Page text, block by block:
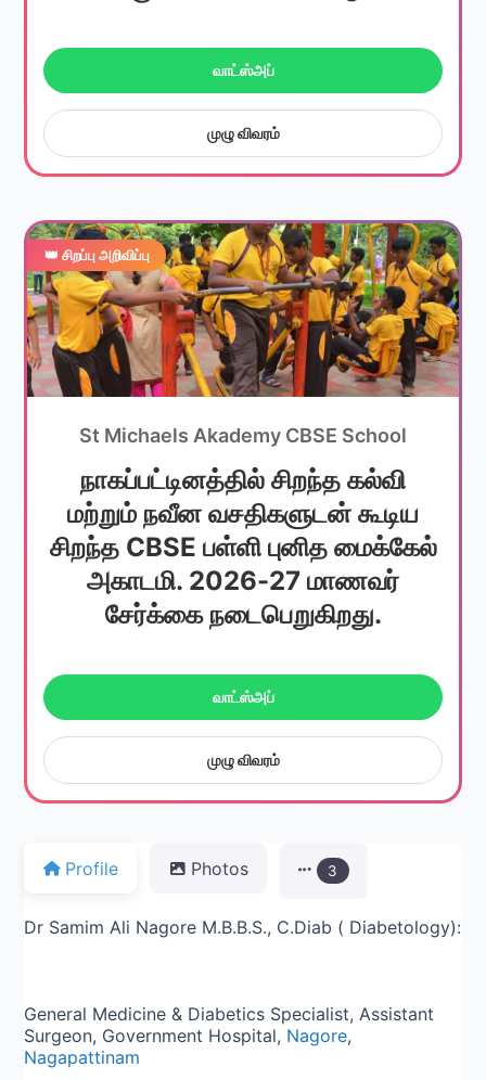
வாட்ஸ்அப்
முழு விவரம்
👑 சிறப்பு அறிவிப்பு
St Michaels Akademy CBSE School
நாகப்பட்டினத்தில் சிறந்த கல்வி
மற்றும் நவீன வசதிகளுடன் கூடிய
சிறந்த CBSE பள்ளி புனித மைக்கேல்
அகாடமி. 2026-27 மாணவர்
சேர்க்கை நடைபெறுகிறது.
வாட்ஸ்அப்
முழு விவரம்
Profile Photos 3
Dr Samim Ali Nagore M.B.B.S., C.Diab ( Diabetology):
General Medicine & Diabetics Specialist, Assistant
Surgeon, Government Hospital, Nagore,
Nagapattinam